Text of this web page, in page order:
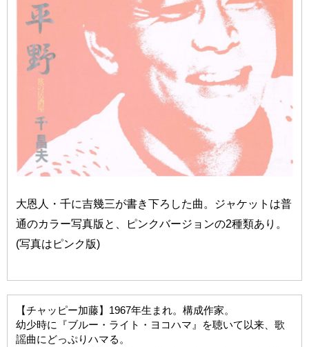
大恩人・千に吉幾三が書き下ろした曲。ジャケットは普
通のカラー写真版と、ピンクバージョンの2種類あり。
(写真はピンク版)
【チャッピー加藤】1967年生まれ。構成作家。
幼少時に『ブルー・ライト・ヨコハマ』を聴いて以来、歌
謡曲にどっぷりハマる。